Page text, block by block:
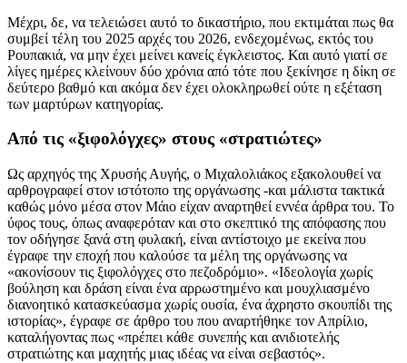
Μέχρι, δε, να τελειώσει αυτό το δικαστήριο, που εκτιμάται πως θα
συμβεί τέλη του 2025 αρχές του 2026, ενδεχομένως, εκτός του
Ρουπακιά, να μην έχει μείνει κανείς έγκλειστος. Και αυτό γιατί σε
λίγες ημέρες κλείνουν δύο χρόνια από τότε που ξεκίνησε η δίκη σε
δεύτερο βαθμό και ακόμα δεν έχει ολοκληρωθεί ούτε η εξέταση
των μαρτύρων κατηγορίας.
Από τις «ξιφολόγχες» στους «στρατιώτες»
Ως αρχηγός της Χρυσής Αυγής, ο Μιχαλολιάκος εξακολουθεί να
αρθρογραφεί στον ιστότοπο της οργάνωσης -και μάλιστα τακτικά
καθώς μόνο μέσα στον Μάιο είχαν αναρτηθεί εννέα άρθρα του. Το
ύφος τους, όπως αναφερόταν και στο σκεπτικό της απόφασης που
τον οδήγησε ξανά στη φυλακή, είναι αντίστοιχο με εκείνα που
έγραφε την εποχή που καλούσε τα μέλη της οργάνωσης να
«ακονίσουν τις ξιφολόγχες στο πεζοδρόμιο». «Ιδεολογία χωρίς
βούληση και δράση είναι ένα αρρωστημένο και μουχλιασμένο
διανοητικό κατασκεύασμα χωρίς ουσία, ένα άχρηστο σκουπίδι της
ιστορίας», έγραφε σε άρθρο του που αναρτήθηκε τον Απρίλιο,
καταλήγοντας πως «πρέπει κάθε συνεπής και ανιδιοτελής
στρατιώτης και μαχητής μιας ιδέας να είναι σεβαστός».